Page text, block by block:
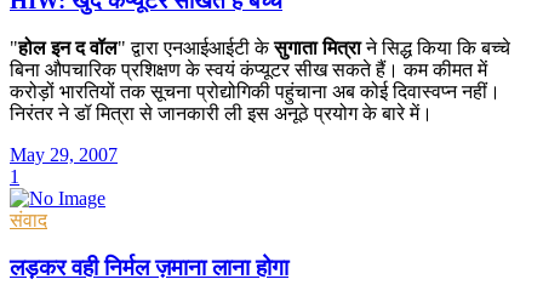
"होल इन द वॉल" द्वारा एनआईआईटी केसुगाता मित्राने सिद्ध किया कि बच्चे
बिना औपचारिक प्रशिक्षण के स्वयं कंप्यूटर सीख सकते हैं। कम कीमत में
करोड़ों भारतियों तक सूचना प्रोद्योगिकी पहुंचाना अब कोई दिवास्वप्न नहीं।
निरंतर ने डॉ मित्रा से जानकारी ली इस अनूठे प्रयोग के बारे में।
May 29, 2007
1
संवाद
लड़कर वही निर्मल ज़माना लाना होगा